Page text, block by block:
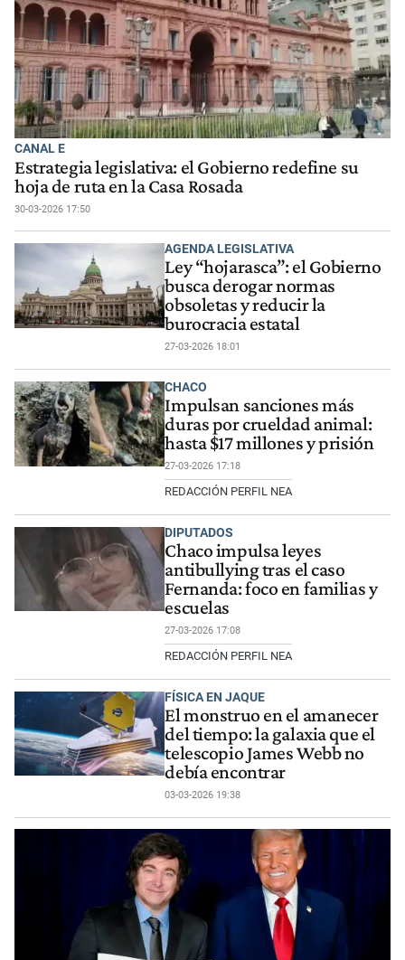
CANAL E
Estrategia legislativa: el Gobierno redefine su
hoja de ruta en la Casa Rosada
30-03-2026 17:50
AGENDA LEGISLATIVA
Ley “hojarasca”: el Gobierno
busca derogar normas
obsoletas y reducir la
burocracia estatal
27-03-2026 18:01
CHACO
Impulsan sanciones más
duras por crueldad animal:
hasta $17 millones y prisión
27-03-2026 17:18
REDACCIÓN PERFIL NEA
DIPUTADOS
Chaco impulsa leyes
antibullying tras el caso
Fernanda: foco en familias y
escuelas
27-03-2026 17:08
REDACCIÓN PERFIL NEA
FÍSICA EN JAQUE
El monstruo en el amanecer
del tiempo: la galaxia que el
telescopio James Webb no
debía encontrar
03-03-2026 19:38